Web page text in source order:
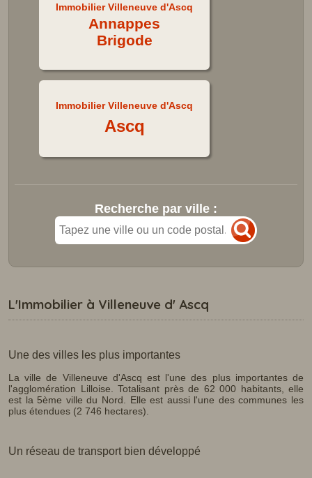
Immobilier Villeneuve d'Ascq
Annappes
Brigode
Immobilier Villeneuve d'Ascq
Ascq
Recherche par ville :
L'Immobilier à Villeneuve d' Ascq
Une des villes les plus importantes
La ville de Villeneuve d'Ascq est l'une des plus importantes de
l'agglomération Lilloise. Totalisant près de 62 000 habitants, elle
est la 5ème ville du Nord. Elle est aussi l'une des communes les
plus étendues (2 746 hectares).
Un réseau de transport bien développé